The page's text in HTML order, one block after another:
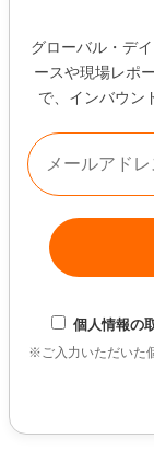
グローバル・デ
ースや現場レポ
で、インバウン
個人情報の
※ご入力いただいた